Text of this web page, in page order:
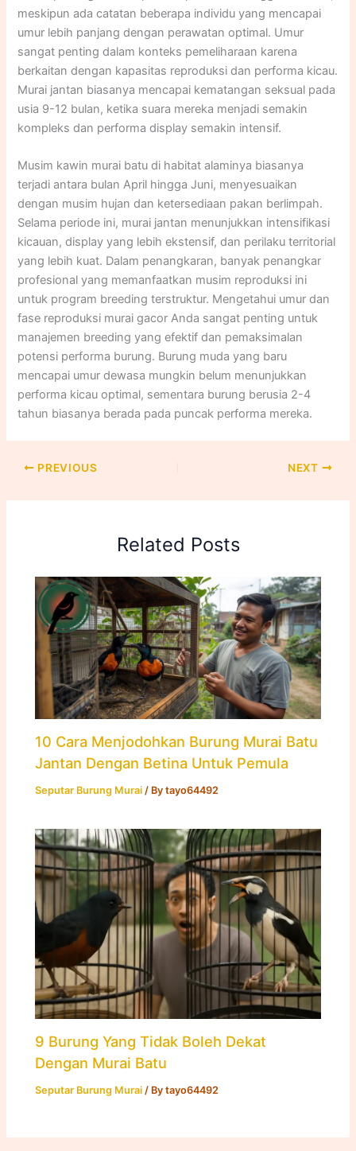
meskipun ada catatan beberapa individu yang mencapai
umur lebih panjang dengan perawatan optimal. Umur
sangat penting dalam konteks pemeliharaan karena
berkaitan dengan kapasitas reproduksi dan performa kicau.
Murai jantan biasanya mencapai kematangan seksual pada
usia 9-12 bulan, ketika suara mereka menjadi semakin
kompleks dan performa display semakin intensif.​
Musim kawin murai batu di habitat alaminya biasanya
terjadi antara bulan April hingga Juni, menyesuaikan
dengan musim hujan dan ketersediaan pakan berlimpah.
Selama periode ini, murai jantan menunjukkan intensifikasi
kicauan, display yang lebih ekstensif, dan perilaku territorial
yang lebih kuat. Dalam penangkaran, banyak penangkar
profesional yang memanfaatkan musim reproduksi ini
untuk program breeding terstruktur. Mengetahui umur dan
fase reproduksi murai gacor Anda sangat penting untuk
manajemen breeding yang efektif dan pemaksimalan
potensi performa burung. Burung muda yang baru
mencapai umur dewasa mungkin belum menunjukkan
performa kicau optimal, sementara burung berusia 2-4
tahun biasanya berada pada puncak performa mereka.​
PREVIOUS NEXT
Related Posts
10 Cara Menjodohkan Burung Murai Batu
Jantan Dengan Betina Untuk Pemula
Seputar Burung Murai / Bytayo64492
9 Burung Yang Tidak Boleh Dekat
Dengan Murai Batu
Seputar Burung Murai / Bytayo64492